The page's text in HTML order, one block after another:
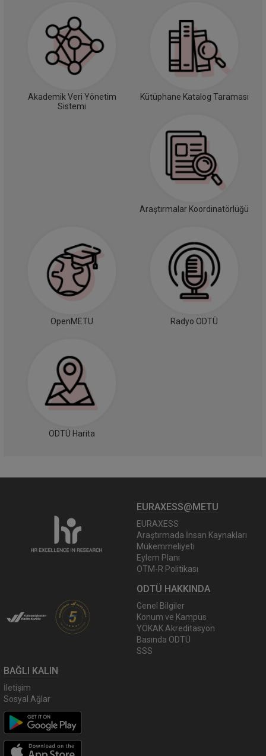
Akademik Veri Yönetim
Sistemi
Kütüphane Katalog Taraması
Araştırmalar Koordinatörlüğü
OpenMETU Radyo ODTÜ
ODTÜ Harita
EURAXESS@METU
EURAXESS
Araştırmada İnsan Kaynakları
Mükemmeliyeti
Eylem Planı
OTM-R Politikası
ODTÜ HAKKINDA
Genel Bilgiler
Konum ve Kampüs
YÖKAK Akreditasyon
Basında ODTÜ
SSS
BAĞLI KALIN
İletişim
Sosyal Ağlar